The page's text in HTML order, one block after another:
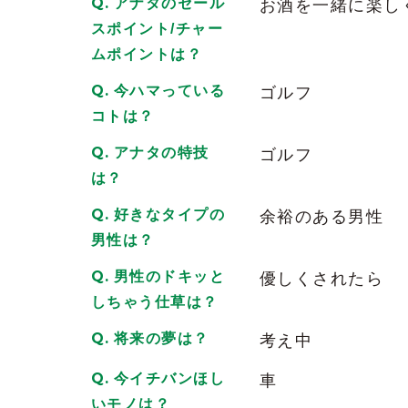
2024/11/16
また来ちゃいますね
いつも素敵なブログ更新
ありがとうございます
匿名希望より
あい様
素敵な接客を
ありがとうございます
ツラくても
笑顔いっぱいで頑張る姿、
心打たれます
あい様と出会えて良かったと
スポイント/チャー
ムポイントは？
お酒を一緒に楽し
今ハマっている
コトは？
ゴルフ
アナタの特技
は？
ゴルフ
好きなタイプの
男性は？
余裕のある男性
男性のドキッと
しちゃう仕草は？
優しくされたら
将来の夢は？ 考え中
今イチバンほし
いモノは？
車